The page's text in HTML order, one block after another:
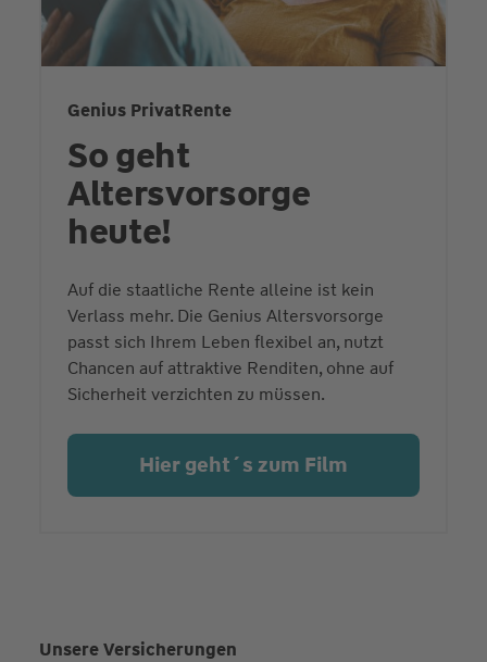
Genius PrivatRente
So geht
Altersvorsorge
heute!
Auf die staatliche Rente alleine ist kein
Verlass mehr. Die Genius Altersvorsorge
passt sich Ihrem Leben flexibel an, nutzt
Chancen auf attraktive Renditen, ohne auf
Sicherheit verzichten zu müssen.
Hier geht´s zum Film
Unsere Versicherungen